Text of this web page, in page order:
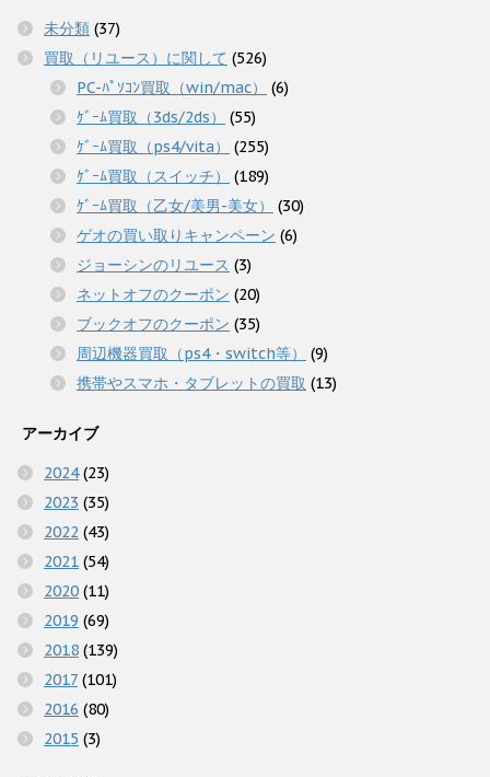
未分類 (37)
買取（リユース）に関して (526)
PC-ﾊﾟｿｺﾝ買取（win/mac）
(6)
ｹﾞｰﾑ買取（3ds/2ds）
(55)
ｹﾞｰﾑ買取（ps4/vita）
(255)
ｹﾞｰﾑ買取（スイッチ）
(189)
ｹﾞｰﾑ買取（乙女/美男-美女）
(30)
ゲオの買い取りキャンペーン (6)
ジョーシンのリユース (3)
ネットオフのクーポン (20)
ブックオフのクーポン (35)
周辺機器買取（ps4・switch等）
(9)
携帯やスマホ・タブレットの買取 (13)
アーカイブ
2024(23)
2023 (35)
2022 (43)
2021 (54)
2020 (11)
2019 (69)
2018 (139)
2017 (101)
2016 (80)
2015 (3)